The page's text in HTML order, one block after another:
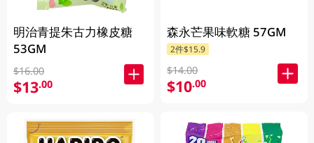
明治青提朱古力橡皮糖
53GM
$16.00
$13.00
森永芒果味軟糖 57GM
2件$15.9
$14.00
$10.00